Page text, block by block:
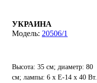
УКРАИНА
20506/1
Высота: 35 см; диаметр: 80
см; лампы: 6 х Е-14 х 40 Вт.